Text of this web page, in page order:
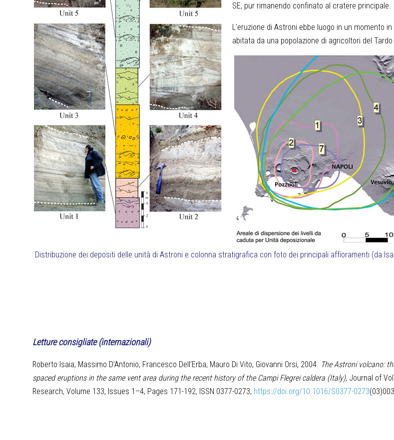
SE, pur rimanendo confinato al cratere principale.
L'eruzione di Astroni ebbe luogo in un momento
abitata da una popolazione di agricoltori del
Distribuzione dei depositi delle unità di Astroni e colonna stratigrafica con foto dei principali affioramenti (da
Letture consigliate (internazionali)
Roberto Isaia, Massimo D’Antonio, Francesco Dell’Erba, Mauro Di Vito, Giovanni Orsi, 2004. The Astroni volcano:
spaced eruptions in the same vent area during the recent history of the Campi Flegrei caldera (Italy), Journal of
Research, Volume 133, Issues 1–4, Pages 171-192, ISSN 0377-0273, https://doi.org/10.1016/S0377-0273